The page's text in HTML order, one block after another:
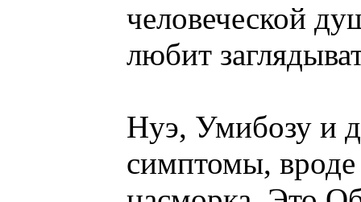
человеческой
любит
Нуэ, Умибозу и
симптомы,